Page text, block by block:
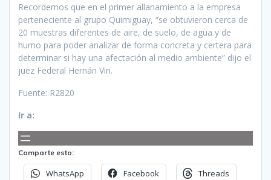
Recordemos que en el primer allanamiento a la empresa
perteneciente al grupo Quimiguay, “se obtuvieron cerca de
20 muestras diferentes de aire, de suelo, de agua y de
humo para poder analizar de forma concreta y certera para
determinar si hay una afectación al medio ambiente” dijo el
juez Federal Hernán Viri.
Fuente: R2820
Ir a:
Comparte esto:
WhatsApp Facebook Threads